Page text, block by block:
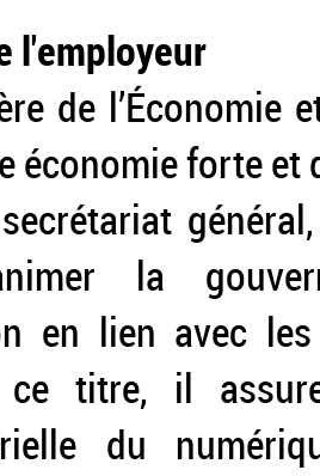
l'employeur
de l’Économie
économie forte et
la
en lien avec
ce titre, il
du